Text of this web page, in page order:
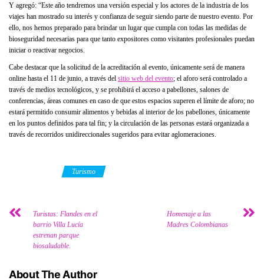
Y agregó: “Este año tendremos una versión especial y los actores de la industria de los
viajes han mostrado su interés y confianza de seguir siendo parte de nuestro evento. Por
ello, nos hemos preparado para brindar un lugar que cumpla con todas las medidas de
bioseguridad necesarias para que tanto expositores como visitantes profesionales puedan
iniciar o reactivar negocios.
Cabe destacar que la solicitud de la acreditación al evento, únicamente será de manera
online hasta el 11 de junio, a través del sitio web del evento; el aforo será controlado a
través de medios tecnológicos, y se prohibirá el acceso a pabellones, salones de
conferencias, áreas comunes en caso de que estos espacios superen el límite de aforo; no
estará permitido consumir alimentos y bebidas al interior de los pabellones, únicamente
en los puntos definidos para tal fin; y la circulación de las personas estará organizada a
través de recorridos unidireccionales sugeridos para evitar aglomeraciones.
Turismo
Turistas: Flandes en el
barrio Villa Lucía
estrenan parque
biosaludable.
Homenaje a las
Madres Colombianas
About The Author